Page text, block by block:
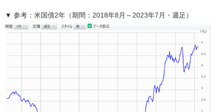
▼ 参考：米国債2年（期間：2018年8月～2023年7月・週足）